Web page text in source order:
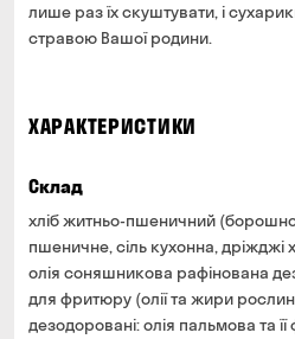
лише раз їх скуштувати, і
стравою Вашої родини.
ХАРАКТЕРИСТИКИ
Склад
хліб житньо-пшеничний
пшеничне, сіль кухонна, дріжджі
олія соняшникова рафінована
для фритюру (олії та жири
дезодоровані: олія пальмова та її